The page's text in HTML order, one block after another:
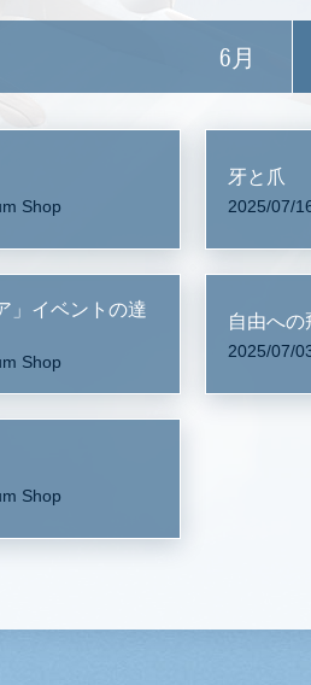
6月
Shop
牙と爪
2025/07/
」イベントの達
Shop
自由へ
2025/07/
Shop